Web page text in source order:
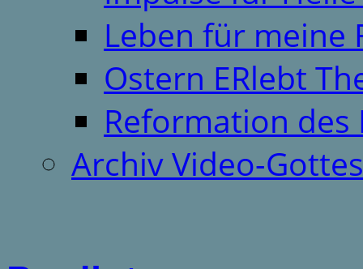
Leben für meine
Ostern ERlebt
Reformation des
Archiv Video-